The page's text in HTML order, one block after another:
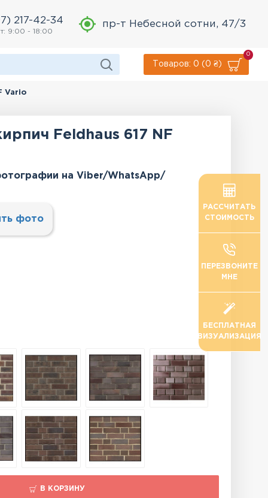
217-42-34
9:00 - 18:00
пр-т Небесной сотни, 47/3
Товаров: 0 (0 ₴)
0
Vario
Feldhaus 617 NF
на Viber/WhatsApp/
фото
В КОРЗИНУ
РАССЧИТАТЬ
СТОИМОСТЬ
ПЕРЕЗВОНИТЕ
МНЕ
БЕСПЛАТНАЯ
ВИЗУАЛИЗАЦИЯ